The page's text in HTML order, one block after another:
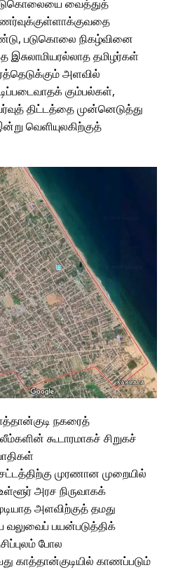
வைத்துத்
படுகொலை நிகழ்வினை
தமிழர்கள்
அளவில்
கும்பல்கள்,
திட்டத்தை முன்னெடுத்து
வெளியுலகிற்குத்
நகரைத்
கூடாரமாகச் சிறுகச்
முரணான முறையில்
உள்ளூர் அரச நிருவாகக்
அளவிற்குத் தமது
வலுவைப் பயன்படுத்திக்
போல
காத்தான்குடியில் காணப்படும்